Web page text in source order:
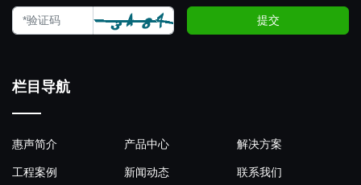
提交
栏目导航
惠声简介 产品中心 解决方案
工程案例 新闻动态 联系我们